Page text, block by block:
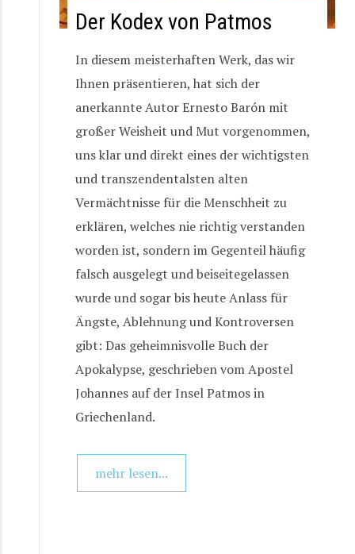
Der Kodex von Patmos
In diesem meisterhaften Werk, das wir
Ihnen präsentieren, hat sich der
anerkannte Autor Ernesto Barón mit
großer Weisheit und Mut vorgenommen,
uns klar und direkt eines der wichtigsten
und transzendentalsten alten
Vermächtnisse für die Menschheit zu
erklären, welches nie richtig verstanden
worden ist, sondern im Gegenteil häufig
falsch ausgelegt und beiseitegelassen
wurde und sogar bis heute Anlass für
Ängste, Ablehnung und Kontroversen
gibt: Das geheimnisvolle Buch der
Apokalypse, geschrieben vom Apostel
Johannes auf der Insel Patmos in
Griechenland.
mehr lesen...